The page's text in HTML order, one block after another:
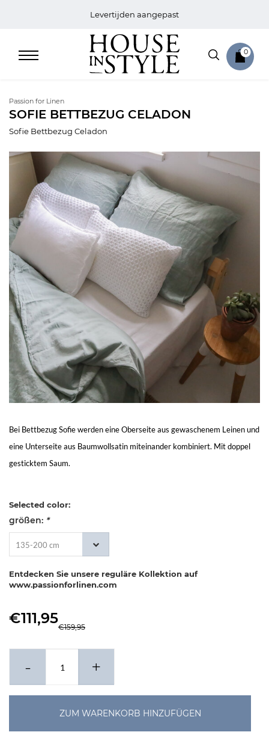
Levertijden aangepast
0
Sale
Bath
Sale
Living
Sale
Mein
Konto
Passion for Linen
SOFIE BETTBEZUG CELADON
Sofie Bettbezug Celadon
Bei Bettbezug Sofie werden eine Oberseite aus gewaschenem Leinen und
eine Unterseite aus Baumwollsatin miteinander kombiniert. Mit doppel
gesticktem Saum.
Selected color:
größen: *
135-200 cm
Entdecken Sie unsere reguläre Kollektion auf
www.passionforlinen.com
€111,95
€159,95
- +
ZUM WARENKORB HINZUFÜGEN